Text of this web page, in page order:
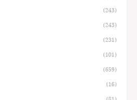
(243)
(243)
(231)
(101)
(659)
(16)